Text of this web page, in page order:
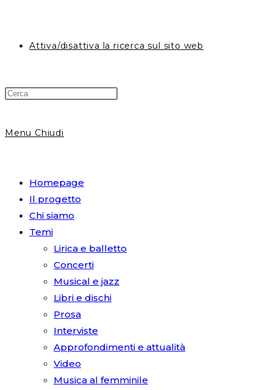
Attiva/disattiva la ricerca sul sito web
Menu Chiudi
Homepage
Il progetto
Chi siamo
Temi
Lirica e balletto
Concerti
Musical e jazz
Libri e dischi
Prosa
Interviste
Approfondimenti e attualità
Video
Musica al femminile